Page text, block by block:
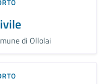
di Ollolai